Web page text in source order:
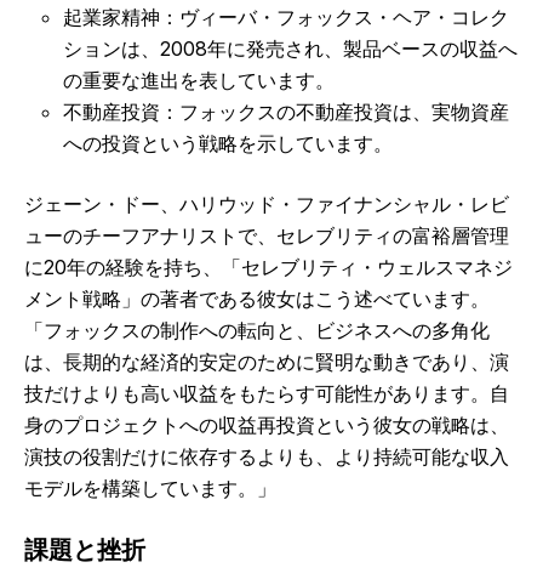
起業家精神：ヴィーバ・フォックス・ヘア・コレク
ションは、2008年に発売され、製品ベースの収益へ
の重要な進出を表しています。
不動産投資：フォックスの不動産投資は、実物資産
への投資という戦略を示しています。
ジェーン・ドー、ハリウッド・ファイナンシャル・レビ
ューのチーフアナリストで、セレブリティの富裕層管理
に20年の経験を持ち、「セレブリティ・ウェルスマネジ
メント戦略」の著者である彼女はこう述べています。
「フォックスの制作への転向と、ビジネスへの多角化
は、長期的な経済的安定のために賢明な動きであり、演
技だけよりも高い収益をもたらす可能性があります。自
身のプロジェクトへの収益再投資という彼女の戦略は、
演技の役割だけに依存するよりも、より持続可能な収入
モデルを構築しています。」
課題と挫折